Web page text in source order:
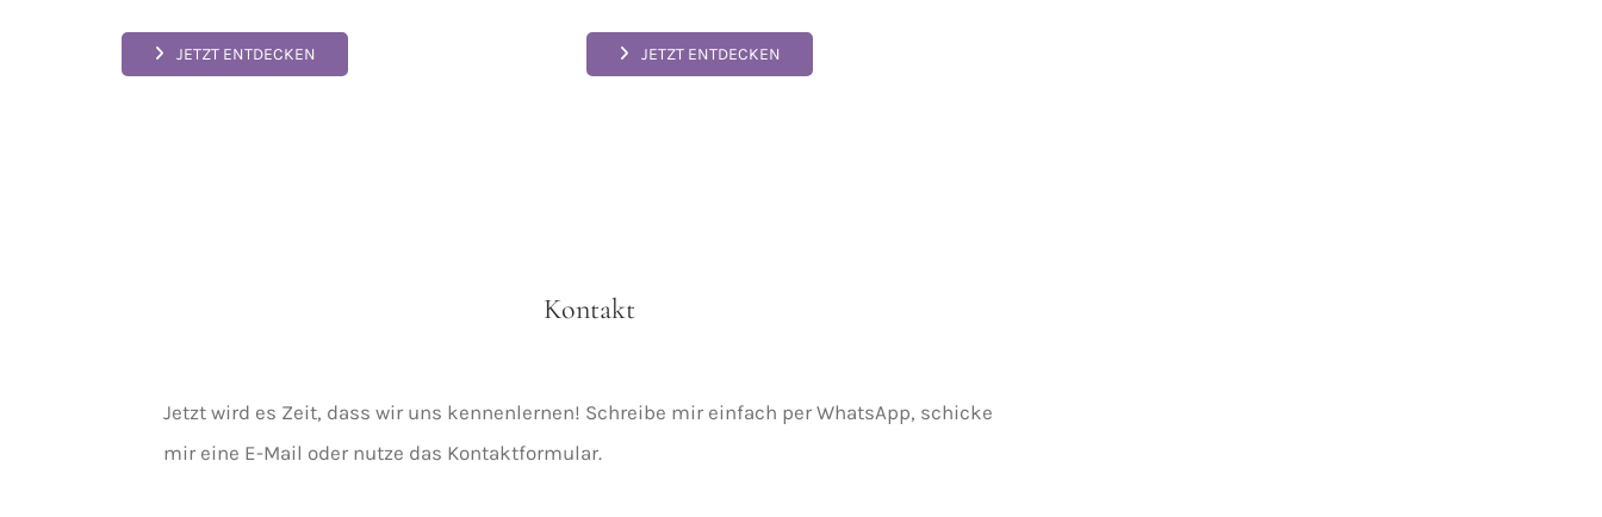
JETZT ENTDECKEN JETZT ENTDECKEN
Kontakt
Jetzt wird es Zeit, dass wir uns kennenlernen! Schreibe mir einfach per WhatsApp, schicke
mir eine E-Mail oder nutze das Kontaktformular.